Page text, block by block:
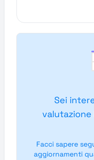
Sei
Facci sapere
aggiornamenti